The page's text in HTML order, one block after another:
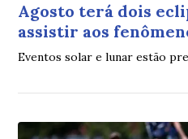
Agosto terá dois
assistir aos
Eventos solar e lunar estão